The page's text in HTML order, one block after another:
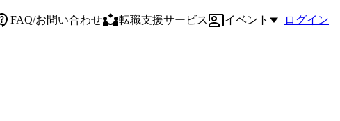
FAQ/お問い合わせ 転職支援サービス イベント ログイン